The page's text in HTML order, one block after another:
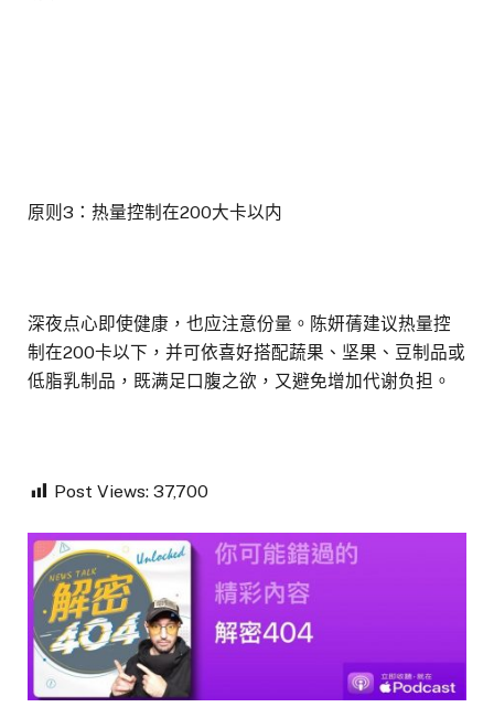
原则3：热量控制在200大卡以内
深夜点心即使健康，也应注意份量。陈妍蒨建议热量控
制在200卡以下，并可依喜好搭配蔬果、坚果、豆制品或
低脂乳制品，既满足口腹之欲，又避免增加代谢负担。
Post Views: 37,700